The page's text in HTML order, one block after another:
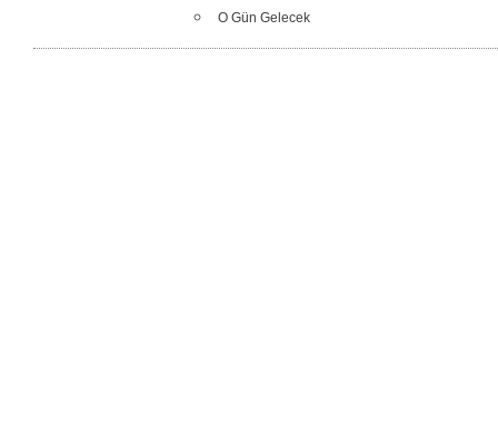
O Gün Gelecek